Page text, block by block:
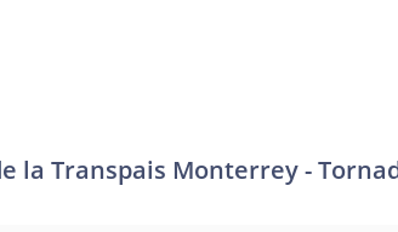
la Transpais Monterrey -